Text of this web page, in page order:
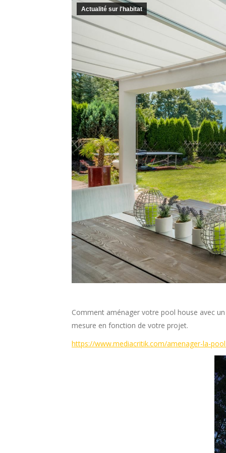
Actualité sur l'habitat
Comment aménager votre pool house avec
mesure en fonction de votre projet.
https://www.mediacritik.com/amenager-la-